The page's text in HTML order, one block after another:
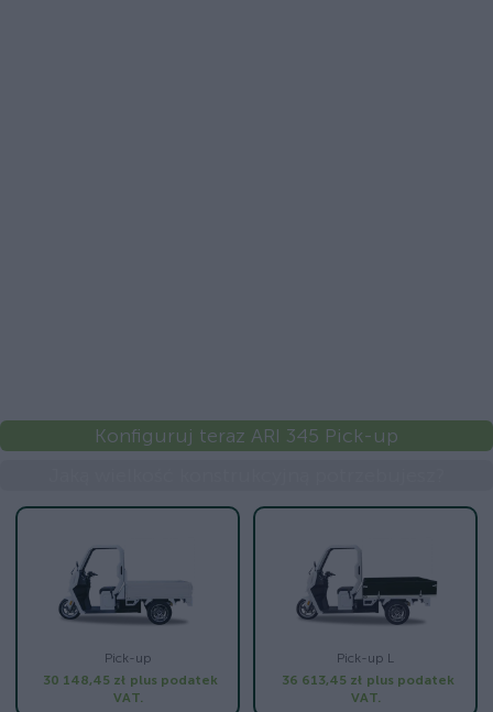
Konfiguruj teraz ARI 345 Pick-up
Pick-up
30 148,45 zł plus podatek
VAT.
Pick-up L
36 613,45 zł plus podatek
VAT.